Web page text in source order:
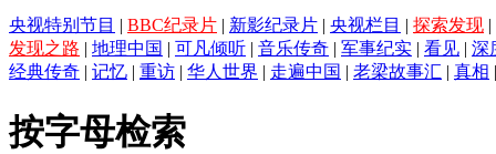
央视特别节目 | BBC纪录片 | 新影纪录片 | 央视栏目 | 探索发现 |
发现之路 | 地理中国 | 可凡倾听 | 音乐传奇 | 军事纪实 | 看见 | 深
经典传奇 | 记忆 | 重访 | 华人世界 | 走遍中国 | 老梁故事汇 | 真相
按字母检索